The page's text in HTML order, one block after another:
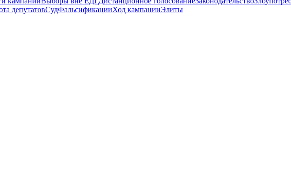
депутатовСудФальсификацииХод кампанииЭлиты